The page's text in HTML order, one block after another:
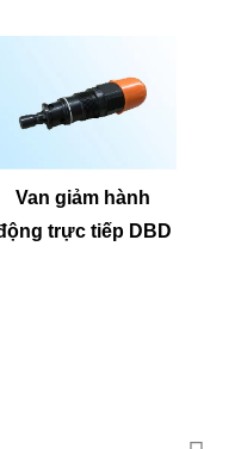
Van giảm hành
trực tiếp DBD